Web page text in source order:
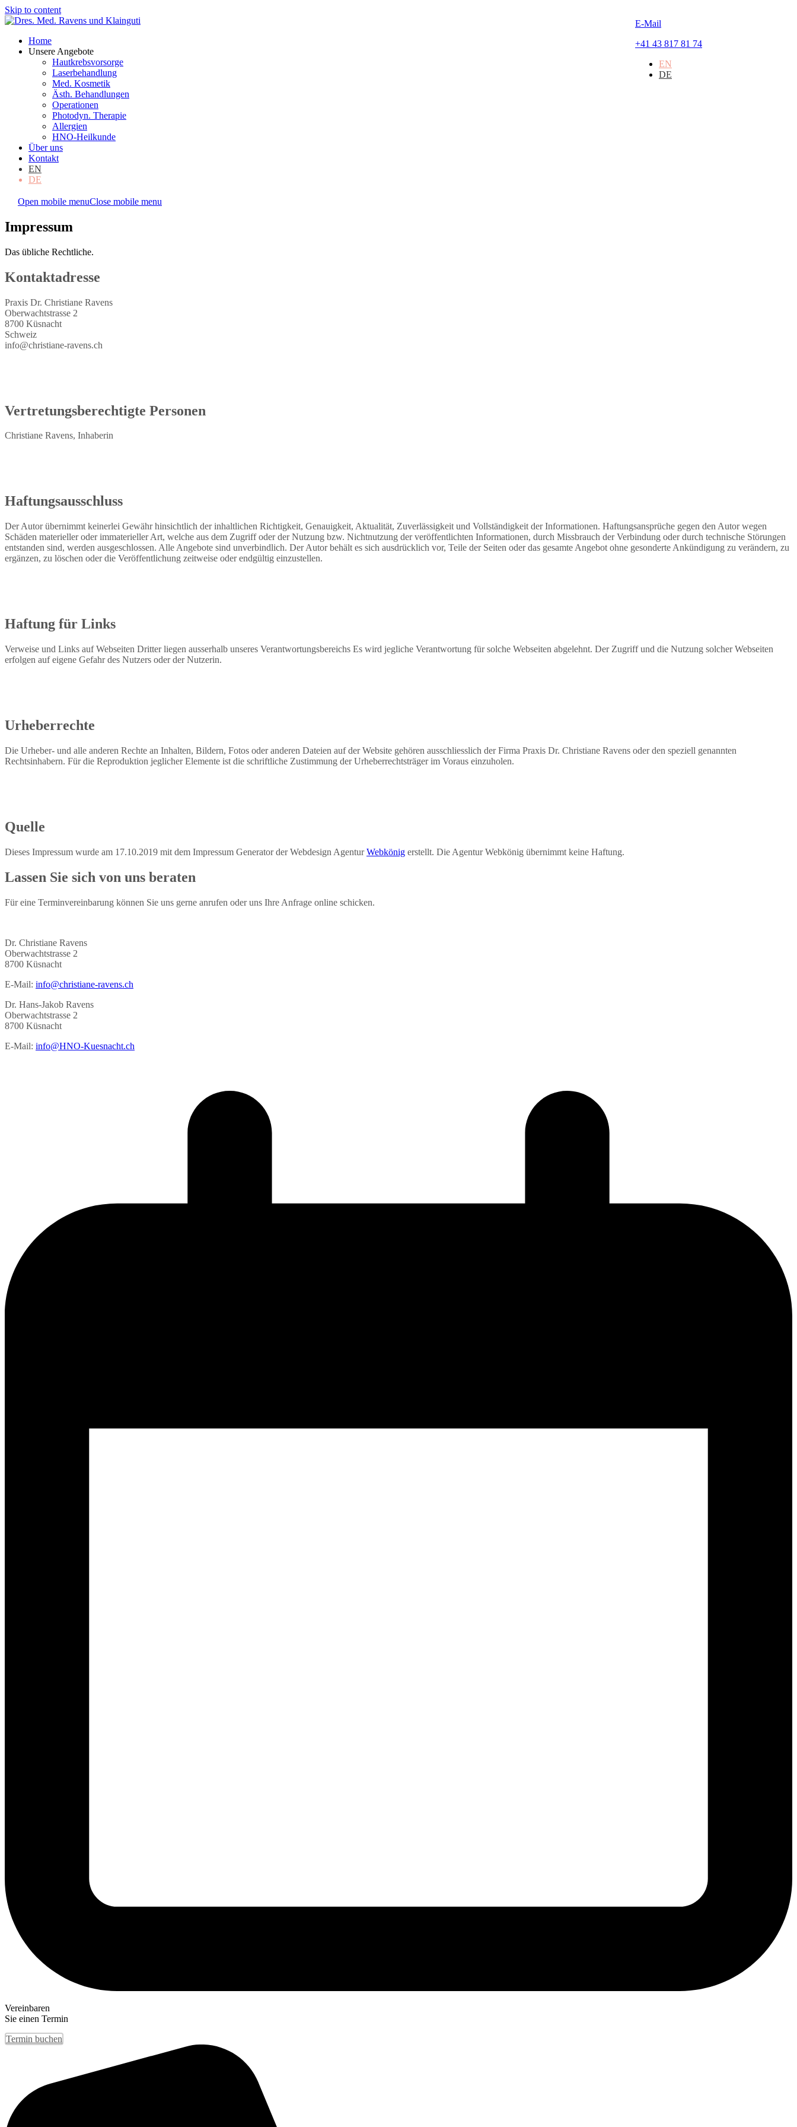
Skip to content
E-Mail
+41 43 817 81 74
EN
DE
Home
Unsere Angebote
Hautkrebsvorsorge
Laserbehandlung
Med. Kosmetik
Ästh. Behandlungen
Operationen
Photodyn. Therapie
Allergien
HNO-Heilkunde
Über uns
Kontakt
EN
DE
Open mobile menuClose mobile menu
Impressum
Das übliche Rechtliche.
Kontaktadresse
Praxis Dr. Christiane Ravens
Oberwachtstrasse 2
8700 Küsnacht
Schweiz
info@christiane-ravens.ch
Vertretungsberechtigte Personen
Christiane Ravens, Inhaberin
Haftungsausschluss
Der Autor übernimmt keinerlei Gewähr hinsichtlich der inhaltlichen Richtigkeit, Genauigkeit, Aktualität, Zuverlässigkeit und Vollständigkeit der Informationen. Haftungsansprüche gegen den Autor wegen
Schäden materieller oder immaterieller Art, welche aus dem Zugriff oder der Nutzung bzw. Nichtnutzung der veröffentlichten Informationen, durch Missbrauch der Verbindung oder durch technische Störungen
entstanden sind, werden ausgeschlossen. Alle Angebote sind unverbindlich. Der Autor behält es sich ausdrücklich vor, Teile der Seiten oder das gesamte Angebot ohne gesonderte Ankündigung zu verändern, zu
ergänzen, zu löschen oder die Veröffentlichung zeitweise oder endgültig einzustellen.
Haftung für Links
Verweise und Links auf Webseiten Dritter liegen ausserhalb unseres Verantwortungsbereichs Es wird jegliche Verantwortung für solche Webseiten abgelehnt. Der Zugriff und die Nutzung solcher Webseiten
erfolgen auf eigene Gefahr des Nutzers oder der Nutzerin.
Urheberrechte
Die Urheber- und alle anderen Rechte an Inhalten, Bildern, Fotos oder anderen Dateien auf der Website gehören ausschliesslich der Firma Praxis Dr. Christiane Ravens oder den speziell genannten
Rechtsinhabern. Für die Reproduktion jeglicher Elemente ist die schriftliche Zustimmung der Urheberrechtsträger im Voraus einzuholen.
Quelle
Dieses Impressum wurde am 17.10.2019 mit dem Impressum Generator der Webdesign AgenturWebkönig erstellt. Die Agentur Webkönig übernimmt keine Haftung.
Lassen Sie sich von uns beraten
Für eine Terminvereinbarung können Sie uns gerne anrufen oder uns Ihre Anfrage online schicken.
Dr. Christiane Ravens
Oberwachtstrasse 2
8700 Küsnacht
E-Mail: info@christiane-ravens.ch
Dr. Hans-Jakob Ravens
Oberwachtstrasse 2
8700 Küsnacht
E-Mail: info@HNO-Kuesnacht.ch
Vereinbaren
Sie einen Termin
Termin buchen